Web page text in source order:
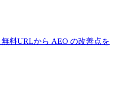
無料URLから AEO の改善点を